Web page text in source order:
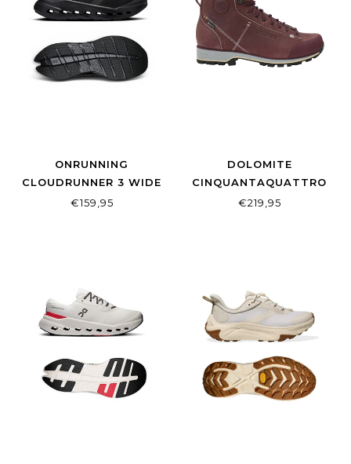
ONRUNNING
CLOUDRUNNER 3 WIDE
MEN BLACK | BLACK
€159,95
DOLOMITE
CINQUANTAQUATTRO
HIGH FG EVO GTX W'S
€219,95